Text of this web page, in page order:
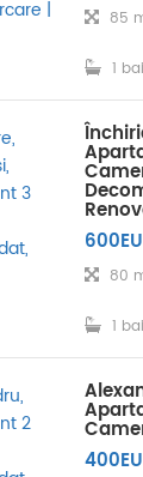
85
1 bai
80
1 bai